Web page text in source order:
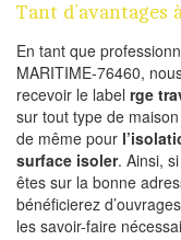
Tant d’avantages
En tant que
MARITIME-76460,
recevoir le label rge
sur tout type de
de même pour
surface isoler. Ainsi,
êtes sur la bonne
bénéficierez
les savoir-faire